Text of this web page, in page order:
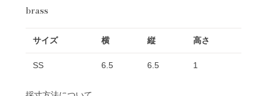
brass
サイズ 横 縦 高さ
SS 6.5 6.5 1